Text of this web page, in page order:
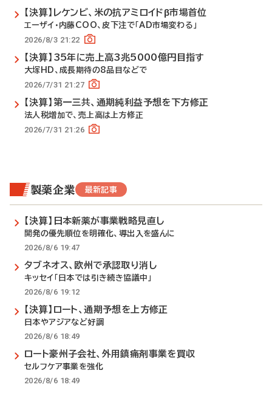
【決算】レケンビ、米の抗アミロイドβ市場首位
エーザイ・内藤COO、皮下注で「AD市場変わる」
2026/8/3 21:22
【決算】35年に売上高3兆5000億円目指す
大塚HD、成長期待の8品目などで
2026/7/31 21:27
【決算】第一三共、通期純利益予想を下方修正
法人税増加で、売上高は上方修正
2026/7/31 21:26
製薬企業 最新記事
【決算】日本新薬が事業戦略見直し
開発の優先順位を明確化、導出入を盛んに
2026/8/6 19:47
タブネオス、欧州で承認取り消し
キッセイ「日本では引き続き協議中」
2026/8/6 19:12
【決算】ロート、通期予想を上方修正
日本やアジアなど好調
2026/8/6 18:49
ロート豪州子会社、外用鎮痛剤事業を買収
セルフケア事業を強化
2026/8/6 18:49